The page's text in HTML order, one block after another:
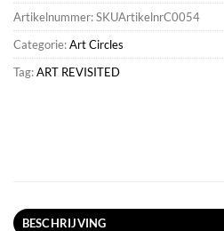
Artikelnummer:SKUArtikelnrC0054
Categorie:Art Circles
Tag:ART REVISITED
BESCHRIJVING